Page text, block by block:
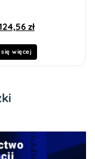
zł
więcej